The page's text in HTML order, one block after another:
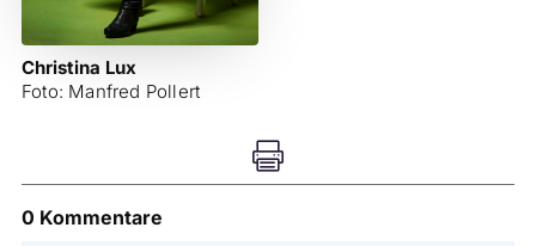
Christina Lux
Foto: Manfred Pollert

0 Kommentare